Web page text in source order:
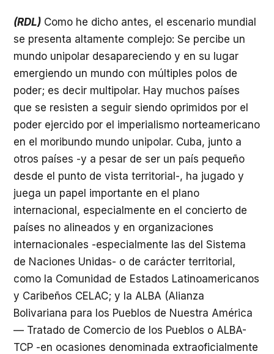
(RDL) Como he dicho antes, el escenario mundial
se presenta altamente complejo: Se percibe un
mundo unipolar desapareciendo y en su lugar
emergiendo un mundo con múltiples polos de
poder; es decir multipolar. Hay muchos países
que se resisten a seguir siendo oprimidos por el
poder ejercido por el imperialismo norteamericano
en el moribundo mundo unipolar. Cuba, junto a
otros países -y a pesar de ser un país pequeño
desde el punto de vista territorial-, ha jugado y
juega un papel importante en el plano
internacional, especialmente en el concierto de
países no alineados y en organizaciones
internacionales -especialmente las del Sistema
de Naciones Unidas- o de carácter territorial,
como la Comunidad de Estados Latinoamericanos
y Caribeños CELAC; y la ALBA (Alianza
Bolivariana para los Pueblos de Nuestra América
— Tratado de Comercio de los Pueblos o ALBA-
TCP -en ocasiones denominada extraoficialmente